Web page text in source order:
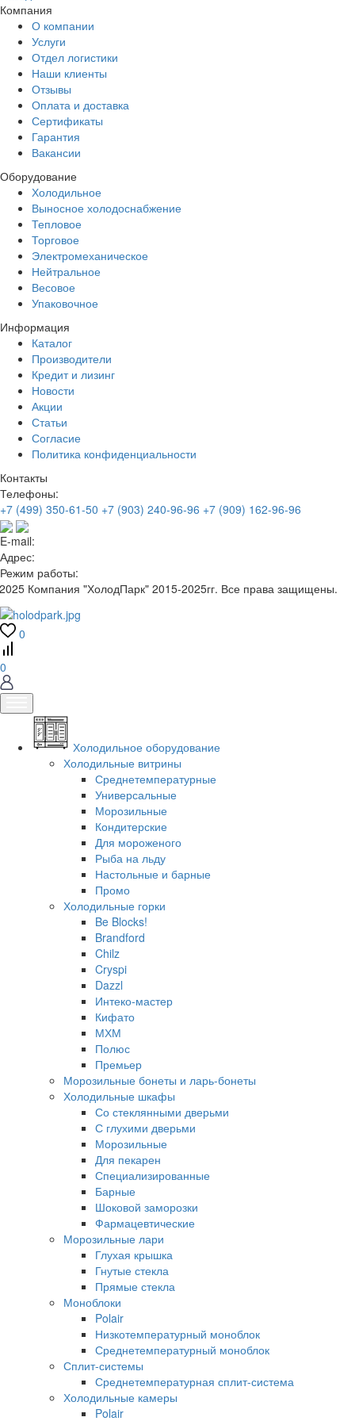
Компания
О компании
Услуги
Отдел логистики
Наши клиенты
Отзывы
Оплата и доставка
Сертификаты
Гарантия
Вакансии
Оборудование
Холодильное
Выносное холодоснабжение
Тепловое
Торговое
Электромеханическое
Нейтральное
Весовое
Упаковочное
Информация
Каталог
Производители
Кредит и лизинг
Новости
Акции
Статьи
Согласие
Политика конфиденциальности
Контакты
Телефоны:
+7 (499) 350-61-50 +7 (903) 240-96-96 +7 (909) 162-96-96
E-mail:
Адрес:
Режим работы:
Компания "ХолодПарк" 2015-2025гг. Все права защищены.
0
0
Холодильное оборудование
Холодильные витрины
Среднетемпературные
Универсальные
Морозильные
Кондитерские
Для мороженого
Рыба на льду
Настольные и барные
Промо
Холодильные горки
Be Blocks!
Brandford
Chilz
Cryspi
Dazzl
Интеко-мастер
Кифато
МХМ
Полюс
Премьер
Морозильные бонеты и ларь-бонеты
Холодильные шкафы
Со стеклянными дверьми
С глухими дверьми
Морозильные
Для пекарен
Специализированные
Барные
Шоковой заморозки
Фармацевтические
Морозильные лари
Глухая крышка
Гнутые стекла
Прямые стекла
Моноблоки
Polair
Низкотемпературный моноблок
Среднетемпературный моноблок
Сплит-системы
Среднетемпературная сплит-система
Холодильные камеры
Polair